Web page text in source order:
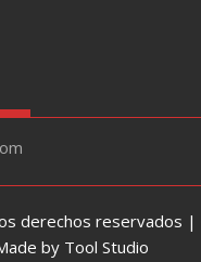
derechos reservados |
by Tool Studio